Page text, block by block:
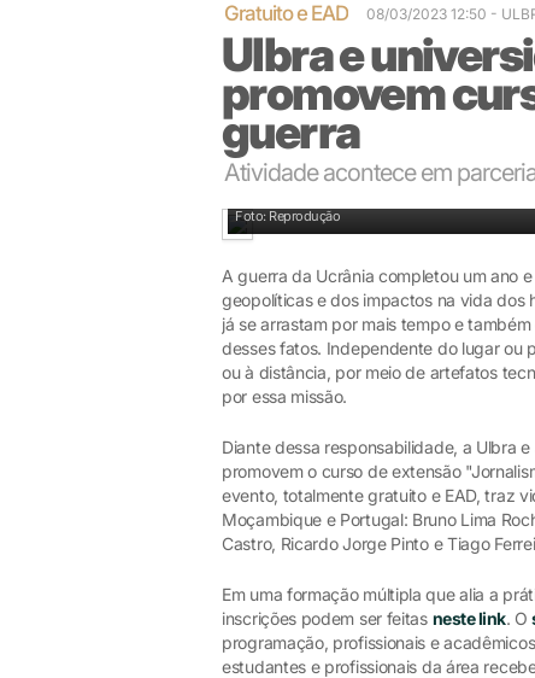
Gratuito e EAD 08/03/2023 12:50 -
Ulbra e
promovem
guerra
Atividade acontece em
Foto: Reprodução
A guerra da Ucrânia completou um ano
geopolíticas e dos impactos na vida dos
já se arrastam por mais tempo e
desses fatos. Independente do lugar ou
ou à distância, por meio de artefatos
por essa missão.
Diante dessa responsabilidade, a Ulbra
promovem o curso de extensão
evento, totalmente gratuito e EAD, traz
Moçambique e Portugal: Bruno Lima
Castro, Ricardo Jorge Pinto e Tiago
Em uma formação múltipla que alia a
inscrições podem ser feitas neste link. O
programação, profissionais e
estudantes e profissionais da área